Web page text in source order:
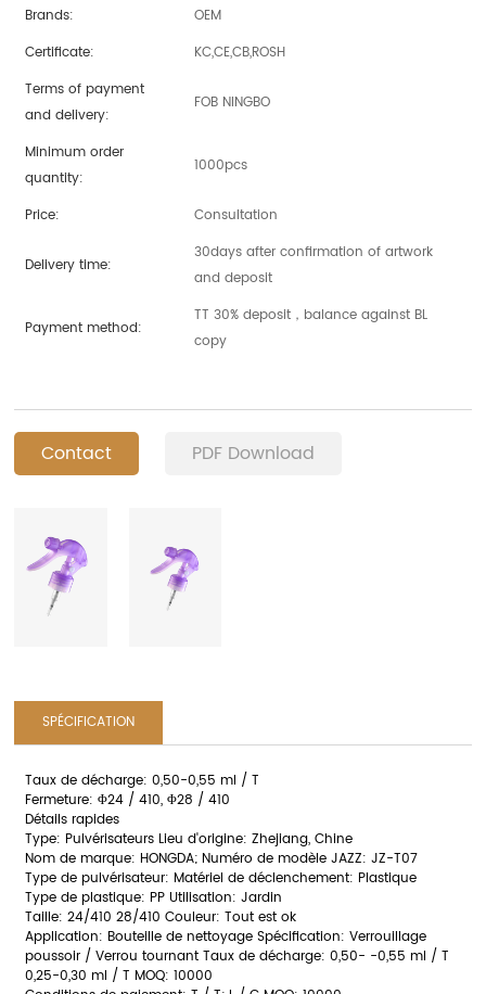
Brands:
OEM
Certificate:
KC,CE,CB,ROSH
Terms of payment
and delivery:
FOB NINGBO
Minimum order
quantity:
1000pcs
Price: Consultation
Delivery time:
30days after confirmation of artwork
and deposit
Payment method:
TT 30% deposit，balance against BL
copy
Contact PDF Download
SPÉCIFICATION
Taux de décharge: 0,50-0,55 ml / T
Fermeture: Φ24 / 410, Φ28 / 410
Détails rapides
Type: Pulvérisateurs Lieu d'origine: Zhejiang, Chine
Nom de marque: HONGDA;Numéro de modèle JAZZ: JZ-T07
Type de pulvérisateur: Matériel de déclenchement: Plastique
Type de plastique: PP Utilisation: Jardin
Taille: 24/410 28/410 Couleur: Tout est ok
Application: Bouteille de nettoyage Spécification: Verrouillage
poussoir / Verroutournant Taux de décharge: 0,50- -0,55 ml / T
0,25-0,30 ml / T MOQ: 10000